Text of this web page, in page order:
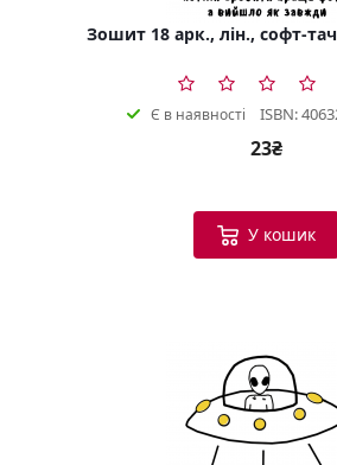
Зошит 18 арк., лін., софт-
Є в наявності ISBN:
23₴
У кошик